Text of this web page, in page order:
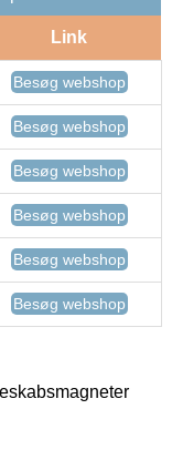
Link
Besøg webshop
Besøg webshop
Besøg webshop
Besøg webshop
Besøg webshop
Besøg webshop